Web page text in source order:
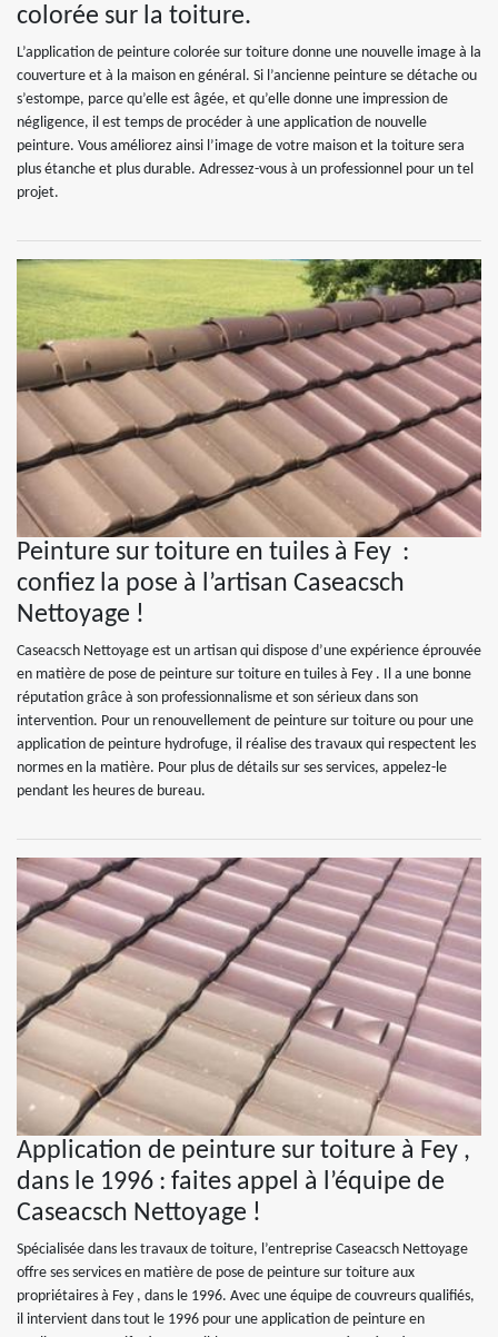
colorée sur la toiture.
L’application de peinture colorée sur toiture donne une nouvelle image à la
couverture et à la maison en général. Si l’ancienne peinture se détache ou
s’estompe, parce qu’elle est âgée, et qu’elle donne une impression de
négligence, il est temps de procéder à une application de nouvelle
peinture. Vous améliorez ainsi l’image de votre maison et la toiture sera
plus étanche et plus durable. Adressez-vous à un professionnel pour un tel
projet.
Peinture sur toiture en tuiles à Fey :
confiez la pose à l’artisan Caseacsch
Nettoyage !
Caseacsch Nettoyage est un artisan qui dispose d’une expérience éprouvée
en matière de pose de peinture sur toiture en tuiles à Fey . Il a une bonne
réputation grâce à son professionnalisme et son sérieux dans son
intervention. Pour un renouvellement de peinture sur toiture ou pour une
application de peinture hydrofuge, il réalise des travaux qui respectent les
normes en la matière. Pour plus de détails sur ses services, appelez-le
pendant les heures de bureau.
Application de peinture sur toiture à Fey ,
dans le 1996 : faites appel à l’équipe de
Caseacsch Nettoyage !
Spécialisée dans les travaux de toiture, l’entreprise Caseacsch Nettoyage
offre ses services en matière de pose de peinture sur toiture aux
propriétaires à Fey , dans le 1996. Avec une équipe de couvreurs qualifiés,
il intervient dans tout le 1996 pour une application de peinture en